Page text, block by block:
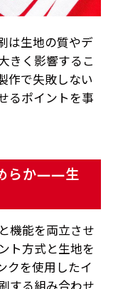
は生地の質やデ
きく影響するこ
作で失敗しない
るポイントを事
らか——生
機能を両立させ
ト方式と生地を
クを使用したイ